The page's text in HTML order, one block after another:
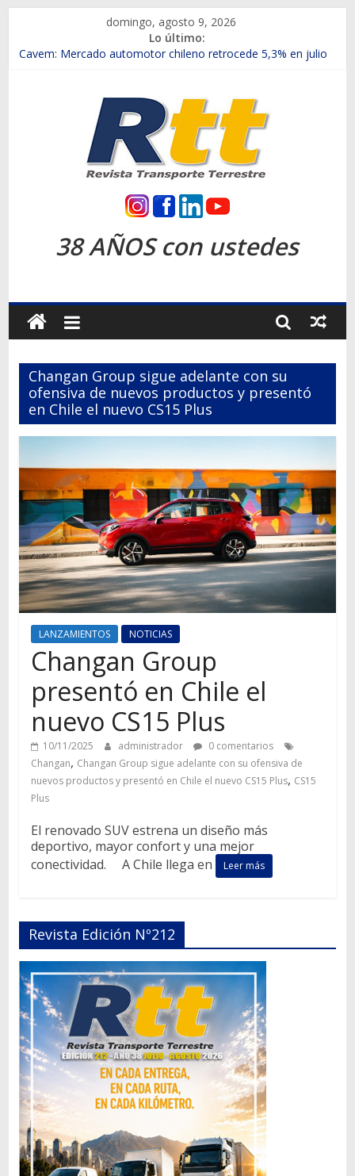
contenido
domingo, agosto 9, 2026
Lo último:
Chile es el primer mercado internacional en lanzar la nueva
Salfa suma vehículos electrificados de Chevrolet en el Biobío
Samex amplía su red con nuevas sucursales en Rancagua y
SINOTRUK Pick-ups presentó la recién estrenada Bolden en
la Expo Compras Públicas 2026
Revista
Transporte
Terrestre
Autos,
camiones,
motos,
información
mundo
del
transporte
38 AÑOS con ustedes
Changan Group sigue adelante con su
ofensiva de nuevos productos y presentó
en Chile el nuevo CS15 Plus
LANZAMIENTOS NOTICIAS
Changan Group
presentó en Chile el
nuevo CS15 Plus
10/11/2025 administrador
0 comentarios
Changan, Changan Group sigue adelante con su ofensiva de
nuevos productos y presentó en Chile el nuevo CS15 Plus, CS15
Plus
El renovado SUV estrena un diseño más
deportivo, mayor confort y una mejor
conectividad. A Chile llega en
Leer más
Revista Edición Nº212